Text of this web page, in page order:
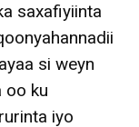
saxafiyiinta
si weyn
oo ku
iyo